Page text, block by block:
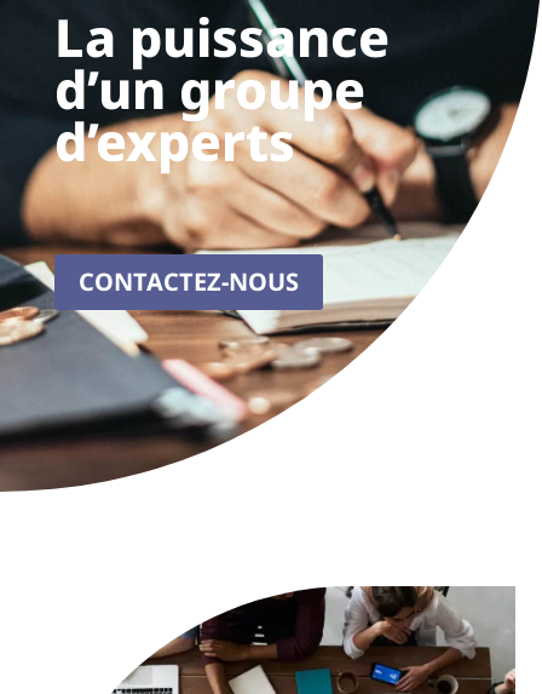
La puissance
d’un groupe
d’experts
CONTACTEZ-NOUS